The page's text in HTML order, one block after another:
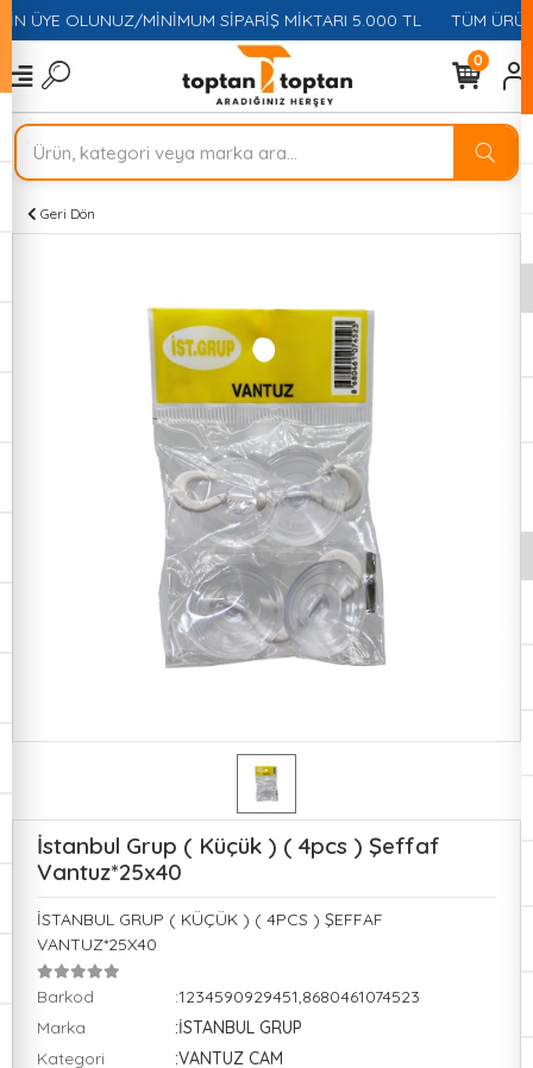
ÜYE OLUNUZ/MİNİMUM SİPARİŞ MİKTARI 5.000 TL TÜM
0
Geri Dön
İstanbul Grup ( Küçük ) ( 4pcs ) Şeffaf
Vantuz*25x40
İSTANBUL GRUP ( KÜÇÜK ) ( 4PCS ) ŞEFFAF
VANTUZ*25X40
Barkod
:1234590929451,8680461074523
Marka
:İSTANBUL GRUP
Kategori
:VANTUZ CAM